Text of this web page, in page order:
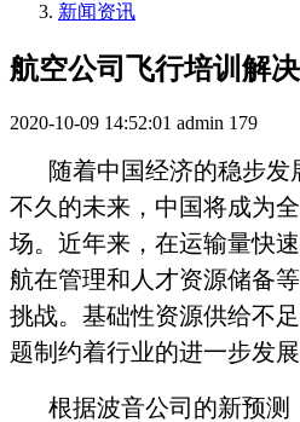
新闻资讯
航空公司飞行培训解
2020-10-09 14:52:01 admin 179
随着中国经济的稳步
不久的未来，中国将成为
场。近年来，在运输量快
航在管理和人才资源储备
挑战。基础性资源供给不
题制约着行业的进一步发展
根据波音公司的新预测